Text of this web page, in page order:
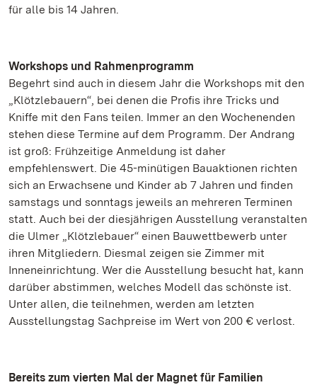
für alle bis 14 Jahren.
Workshops und Rahmenprogramm
Begehrt sind auch in diesem Jahr die Workshops mit den
„Klötzlebauern“, bei denen die Profis ihre Tricks und
Kniffe mit den Fans teilen. Immer an den Wochenenden
stehen diese Termine auf dem Programm. Der Andrang
ist groß: Frühzeitige Anmeldung ist daher
empfehlenswert. Die 45-minütigen Bauaktionen richten
sich an Erwachsene und Kinder ab 7 Jahren und finden
samstags und sonntags jeweils an mehreren Terminen
statt. Auch bei der diesjährigen Ausstellung veranstalten
die Ulmer „Klötzlebauer“ einen Bauwettbewerb unter
ihren Mitgliedern. Diesmal zeigen sie Zimmer mit
Inneneinrichtung. Wer die Ausstellung besucht hat, kann
darüber abstimmen, welches Modell das schönste ist.
Unter allen, die teilnehmen, werden am letzten
Ausstellungstag Sachpreise im Wert von 200 € verlost.
Bereits zum vierten Mal der Magnet für Familien